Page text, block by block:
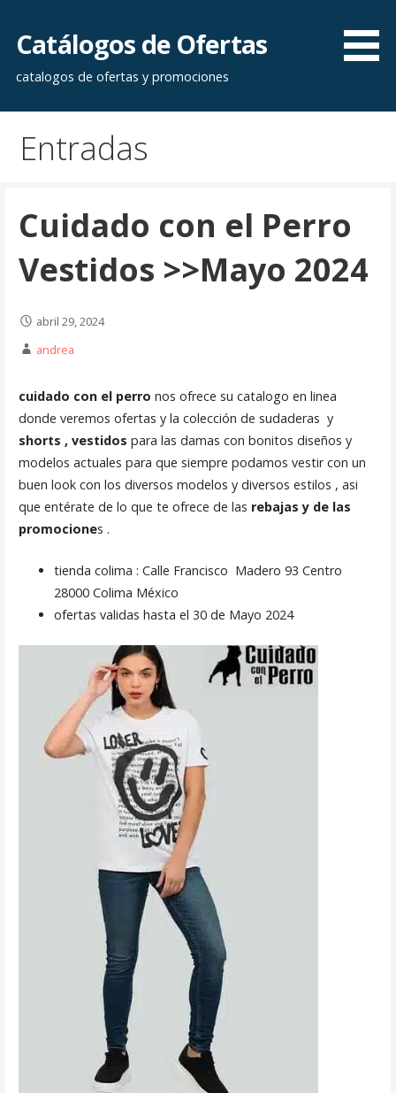
contenido
Catálogos de Ofertas
catalogos de ofertas y promociones
Entradas
Cuidado con el Perro
Vestidos >>Mayo 2024
abril 29, 2024
andrea
cuidado con el perro nos ofrece su catalogo en linea
donde veremos ofertas y la colección de sudaderas y
shorts , vestidos para las damas con bonitos diseños y
modelos actuales para que siempre podamos vestir con un
buen look con los diversos modelos y diversos estilos , asi
que entérate de lo que te ofrece de las rebajas y de las
promociones .
tienda colima : Calle Francisco Madero 93 Centro
28000 Colima México
ofertas validas hasta el 30 de Mayo 2024